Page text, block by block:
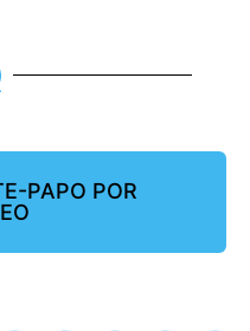
PAPO POR